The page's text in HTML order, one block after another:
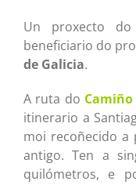
Un proxecto do
beneficiario do
de Galicia.
A ruta do
itinerario a
moi recoñecido
antigo. Ten a
quilómetros, e